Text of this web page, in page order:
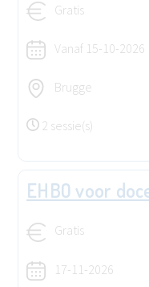
Gratis
Vanaf 15-10-2026
Brugge
2 sessie(s)
EHBO voor
Gratis
17-11-2026